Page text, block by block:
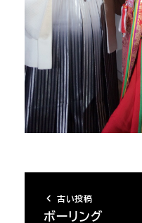
古い投稿
ボーリング